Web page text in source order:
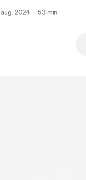
Hosted on Acast. See acast.com/privacy
aug. 2024 53 min